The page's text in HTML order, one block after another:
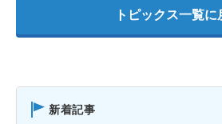
トピックス一覧に
新着記事